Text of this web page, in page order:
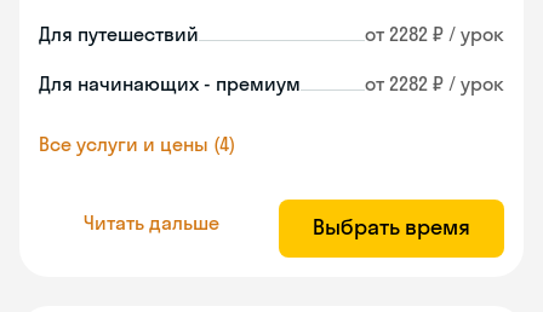
Для путешествий от 2282 ₽ / урок
Для начинающих - премиум от 2282 ₽ / урок
Все услуги и цены (4)
Читать дальше Выбрать время